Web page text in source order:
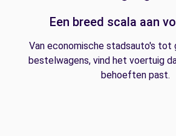
Een breed scala aan
Van economische stadsauto's tot
bestelwagens, vind het voertuig
behoeften past.